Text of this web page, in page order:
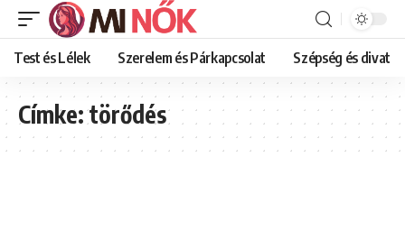
Test és Lélek Szerelem és Párkapcsolat Szépség és divat
Címke:törődés